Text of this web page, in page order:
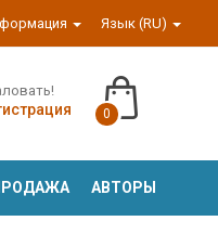
Язык (RU)
0
АВТОРЫ